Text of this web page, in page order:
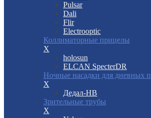
Pulsar
Dali
Flir
Electrooptic
Коллиматорные прицелы
X
holosun
ELCAN SpecterDR
Ночные насадки для дневных
X
Дедал-НВ
Зрительные трубы
X